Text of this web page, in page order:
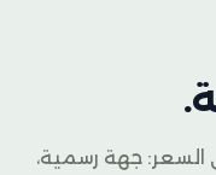
جهة رسمية،